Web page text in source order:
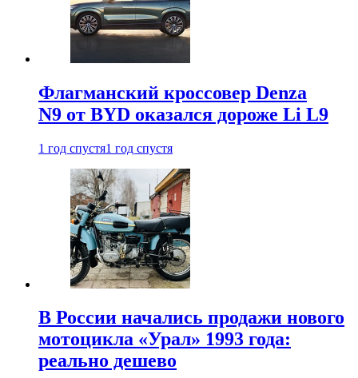
Флагманский кроссовер Denza
N9 от BYD оказался дороже Li L9
1 год спустя1 год спустя
В России начались продажи нового
мотоцикла «Урал» 1993 года:
реально дешево